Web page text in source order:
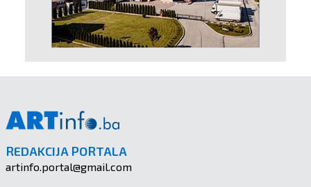
REDAKCIJA PORTALA
artinfo.portal@gmail.com